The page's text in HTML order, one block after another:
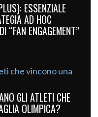
ESSENZIALE
AD HOC
“FAN ENGAGEMENT”
GLI ATLETI CHE
OLIMPICA?